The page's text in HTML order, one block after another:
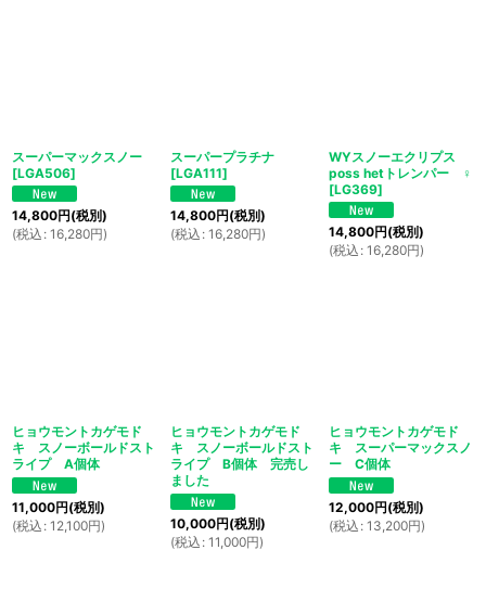
スーパーマックスノー
[LGA506]
14,800円(税別)
(税込 : 16,280円)
スーパープラチナ
[LGA111]
14,800円(税別)
(税込 : 16,280円)
WYスノーエクリプス
poss hetトレンパー ♀
[LG369]
14,800円(税別)
(税込 : 16,280円)
ヒョウモントカゲモド
キ スノーボールドスト
ライプ A個体
11,000円(税別)
(税込 : 12,100円)
ヒョウモントカゲモド
キ スノーボールドスト
ライプ B個体 完売し
ました
10,000円(税別)
(税込 : 11,000円)
ヒョウモントカゲモド
キ スーパーマックスノ
ー C個体
12,000円(税別)
(税込 : 13,200円)